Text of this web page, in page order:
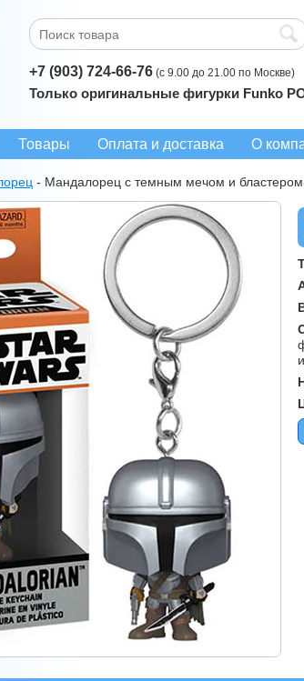
+7 (903) 724-66-76 (с 9.00 до 21.00 по Москве)
Только оригинальные фигурки Funko
Товары Оплата и доставка О
- Мандалорец с темным мечом и